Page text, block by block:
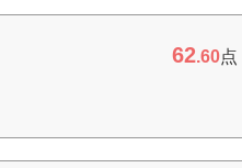
62.60点